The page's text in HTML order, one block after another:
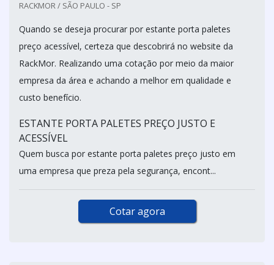
RACKMOR / SÃO PAULO - SP
Quando se deseja procurar por estante porta paletes
preço acessível, certeza que descobrirá no website da
RackMor. Realizando uma cotação por meio da maior
empresa da área e achando a melhor em qualidade e
custo benefício.
ESTANTE PORTA PALETES PREÇO JUSTO E
ACESSÍVEL
Quem busca por estante porta paletes preço justo em
uma empresa que preza pela segurança, encont...
Cotar agora